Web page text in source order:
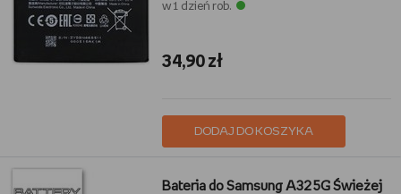
w 1 dzień rob.
34,90 zł
DODAJ DO KOSZYKA
Bateria do Samsung A32 5G Świeżej